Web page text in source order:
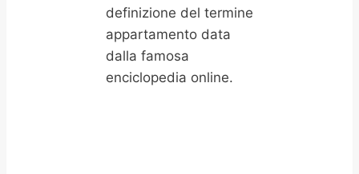
definizione del termine
appartamento data
dalla famosa
enciclopedia online.